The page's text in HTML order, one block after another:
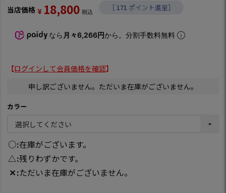
当店価格 ¥ 18,800 税込 ［171 ポイント進呈］
なら 月々6,266円から。分割手数料無料
【ログインして会員価格を確認】
申し訳ございません。ただいま在庫がございません。
カラー
○ 在庫がございます。
△ 残りわずかです。
✕ ただいま在庫がございません。